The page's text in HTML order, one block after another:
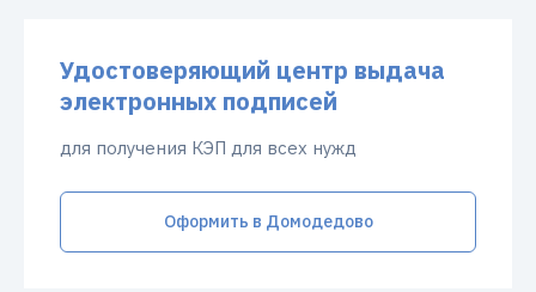
Удостоверяющий центр выдача
электронных подписей
для получения КЭП для всех нужд
Оформить в Домодедово